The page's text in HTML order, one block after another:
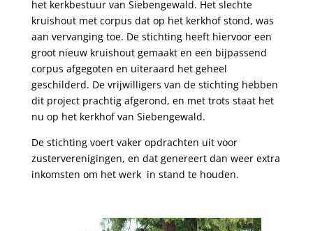
het kerkbestuur van Siebengewald. Het slechte
kruishout met corpus dat op het kerkhof stond, was
aan vervanging toe. De stichting heeft hiervoor een
groot nieuw kruishout gemaakt en een bijpassend
corpus afgegoten en uiteraard het geheel
geschilderd. De vrijwilligers van de stichting hebben
dit project prachtig afgerond, en met trots staat het
nu op het kerkhof van Siebengewald.
De stichting voert vaker opdrachten uit voor
zusterverenigingen, en dat genereert dan weer extra
inkomsten om het werk in stand te houden.